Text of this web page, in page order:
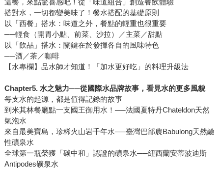
這餐，來點驚喜感吧！從「味道組合」創造餐飲體驗
搭對水，一切都變美味了！餐水搭配的基礎原則
以「西餐」搭水：味道之外，餐點的輕重也很重要
──輕食（開胃小點、前菜、沙拉）／主菜／甜點
以「飲品」搭水：關鍵在於發揮各自的風味特色
──酒／茶／咖啡
【水專欄】品水師才知道！「加水更好吃」的料理升級法
Chapter5. 水之魅力──從國際水品牌故事，看見水的更多風貌
每支水的起源，都是值得記錄的故事
到米其林餐廳點一支國王御用水！──法國夏特丹Chateldon天然
氣泡水
來自最美寶島，珍稀火山岩千年水──臺灣巴部農Babulong天然鹼
性礦泉水
全球第一瓶榮獲「碳中和」認證的礦泉水──紐西蘭安蒂波迪斯
Antipodes礦泉水